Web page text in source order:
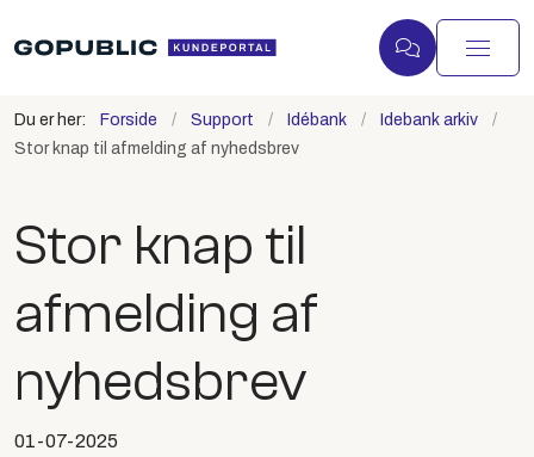
Du er her: Forside Support Idébank
Idebank arkiv
Stor knap til afmelding af nyhedsbrev
Stor knap til
afmelding af
nyhedsbrev
01-07-2025